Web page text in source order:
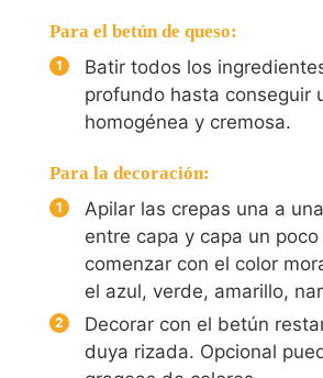
Para el betún de queso:
Batir todos los
profundo hasta conseguir
homogénea y cremosa.
Para la decoración:
Apilar las crepas una a
entre capa y capa un
comenzar con el color
el azul, verde, amarillo,
Decorar con el betún
duya rizada. Opcional